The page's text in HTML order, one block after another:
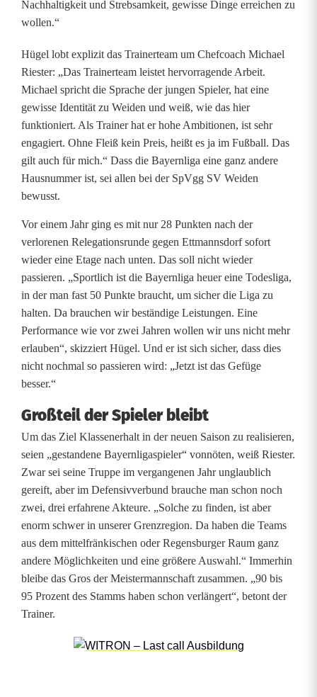
y
e
r
n
l
i
g
a
Nachhaltigkeit und Strebsamkeit, gewisse Dinge erreichen zu
wollen.“
Hügel lobt explizit das Trainerteam um Chefcoach Michael
Riester: „Das Trainerteam leistet hervorragende Arbeit.
Michael spricht die Sprache der jungen Spieler, hat eine
gewisse Identität zu Weiden und weiß, wie das hier
funktioniert. Als Trainer hat er hohe Ambitionen, ist sehr
engagiert. Ohne Fleiß kein Preis, heißt es ja im Fußball. Das
gilt auch für mich.“ Dass die Bayernliga eine ganz andere
Hausnummer ist, sei allen bei der SpVgg SV Weiden
bewusst.
Vor einem Jahr ging es mit nur 28 Punkten nach der
verlorenen Relegationsrunde gegen Ettmannsdorf sofort
wieder eine Etage nach unten. Das soll nicht wieder
passieren. „Sportlich ist die Bayernliga heuer eine Todesliga,
in der man fast 50 Punkte braucht, um sicher die Liga zu
halten. Da brauchen wir beständige Leistungen. Eine
Performance wie vor zwei Jahren wollen wir uns nicht mehr
erlauben“, skizziert Hügel. Und er ist sich sicher, dass dies
nicht nochmal so passieren wird: „Jetzt ist das Gefüge
besser.“
Großteil der Spieler bleibt
Um das Ziel Klassenerhalt in der neuen Saison zu realisieren,
seien „gestandene Bayernligaspieler“ vonnöten, weiß Riester.
Zwar sei seine Truppe im vergangenen Jahr unglaublich
gereift, aber im Defensivverbund brauche man schon noch
zwei, drei erfahrene Akteure. „Solche zu finden, ist aber
enorm schwer in unserer Grenzregion. Da haben die Teams
aus dem mittelfränkischen oder Regensburger Raum ganz
andere Möglichkeiten und eine größere Auswahl.“ Immerhin
bleibe das Gros der Meistermannschaft zusammen. „90 bis
95 Prozent des Stamms haben schon verlängert“, betont der
Trainer.